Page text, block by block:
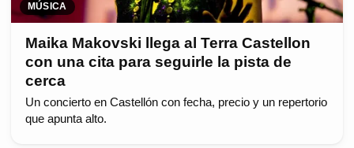
MÚSICA
Maika Makovski llega al Terra Castellon
con una cita para seguirle la pista de
cerca
Un concierto en Castellón con fecha, precio y un repertorio
que apunta alto.